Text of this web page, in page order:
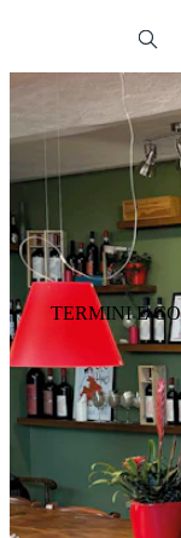
TERMINI E